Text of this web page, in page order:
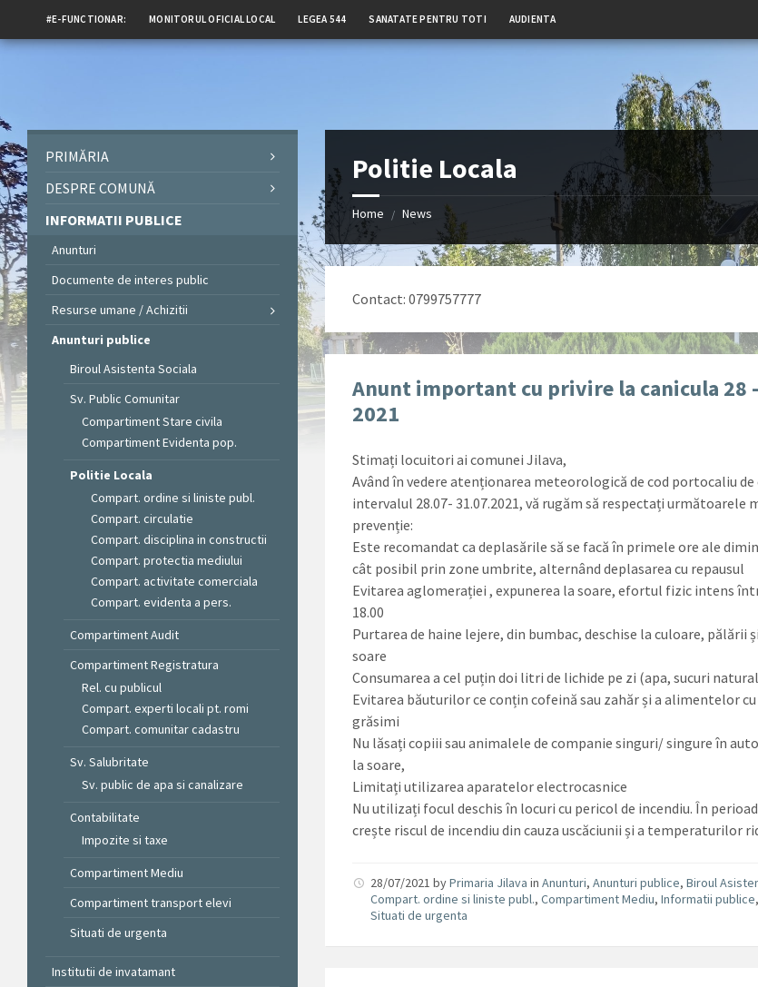
#E-FUNCTIONAR: MONITORUL OFICIAL LOCAL LEGEA 544 SANATATE PENTRU TOTI AUDIENTA
Politie Locala
Home / News
Contact: 0799757777
Anunt important cu privire la canicula 28
2021
Stimați locuitori ai comunei Jilava,
Având în vedere atenționarea meteorologică de cod portocaliu
intervalul 28.07- 31.07.2021, vă rugăm să respectați următoarele
prevenție:
Este recomandat ca deplasările să se facă în primele ore ale
cât posibil prin zone umbrite, alternând deplasarea cu repausul
Evitarea aglomerației , expunerea la soare, efortul fizic intens
18.00
Purtarea de haine lejere, din bumbac, deschise la culoare, pălării
soare
Consumarea a cel puțin doi litri de lichide pe zi (apa, sucuri
Evitarea băuturilor ce conțin cofeină sau zahăr și a alimentelor
grăsimi
Nu lăsați copiii sau animalele de companie singuri/ singure în
la soare,
Limitați utilizarea aparatelor electrocasnice
Nu utilizați focul deschis în locuri cu pericol de incendiu. În
crește riscul de incendiu din cauza uscăciunii și a temperaturilor
28/07/2021byPrimaria Jilava inAnunturi,Anunturi publice,Biroul
Compart. ordine si liniste publ.,Compartiment Mediu,Informatii publice
Situati de urgenta
PRIMĂRIA
DESPRE COMUNĂ
INFORMATII PUBLICE
Anunturi
Documente de interes public
Resurse umane / Achizitii
Anunturi publice
Biroul Asistenta Sociala
Sv. Public Comunitar
Compartiment Stare civila
Compartiment Evidenta pop.
Politie Locala
Compart. ordine si liniste publ.
Compart. circulatie
Compart. disciplina in constructii
Compart. protectia mediului
Compart. activitate comerciala
Compart. evidenta a pers.
Compartiment Audit
Compartiment Registratura
Rel. cu publicul
Compart. experti locali pt. romi
Compart. comunitar cadastru
Sv. Salubritate
Sv. public de apa si canalizare
Contabilitate
Impozite si taxe
Compartiment Mediu
Compartiment transport elevi
Situati de urgenta
Institutii de invatamant